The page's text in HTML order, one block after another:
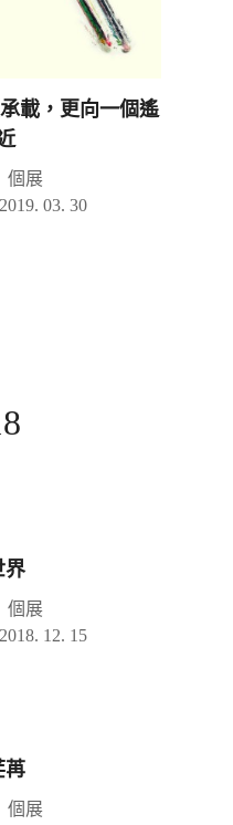
載，更向一個遙
個展
03. 30
界
個展
12. 15
苒
個展